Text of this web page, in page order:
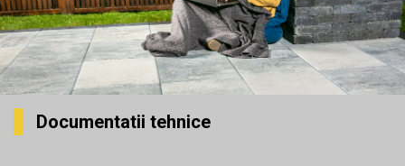
Documentatii tehnice